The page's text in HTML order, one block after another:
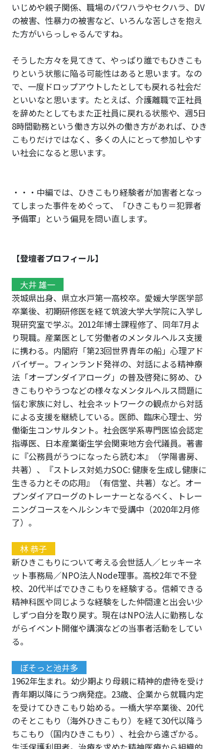
いじめや親子関係、職場のパワハラやセクハラ、DV
の被害、性暴力の被害など、いろんな苦しさを抱え
た方がいらっしゃるんですね。
そうした方々を見てきて、やっぱり誰でもひきこも
りという状態に陥る可能性はあると思います。なの
で、一度ドロップアウトしたとしても戻れる社会だ
といいなと思います。たとえば、介護離職で正社員
を辞めたとしてもまた正社員に戻れる状態や、週5日
8時間勤務という働き方以外の働き方があれば、ひき
こもりだけではなく、多くの人にとって参加しやす
い社会になると思います。
・・・中編では、ひきこもり経験者が加害者となっ
てしまった事件をめぐって、「ひきこもり＝犯罪者
予備軍」という偏見を問い直します。
【登壇者プロフィール】
大井 雄一
茨城県出身、県立水戸第一高校卒。愛媛大学医学部
卒業後、初期研修医を経て筑波大学大学院に入学し
現研究室で学ぶ。2012年博士課程修了、同年7月よ
り現職。産業医として労働者のメンタルヘルス支援
に携わる。内閣府「第23回世界青年の船」心理アド
バイザー。フィンランド発祥の、対話による精神療
法「オープンダイアローグ」の普及啓発に努め、ひ
きこもりやうつなどの様々なメンタルヘルス問題に
悩む家族に対し、社会ネットワークの観点から対話
による支援を継続している。医師、臨床心理士、労
働衛生コンサルタント。社会医学系専門医協会認定
指導医、日本産業衛生学会関東地方会代議員。著書
に『公務員がうつになったら読む本』（学陽書房、
共著）、『ストレス対処力SOC: 健康を生成し健康に
生きる力とその応用』（有信堂、共著）など。オー
プンダイアローグのトレーナーとなるべく、トレー
ニングコースをヘルシンキで受講中（2020年2月修
了）。
林 恭子
新ひきこもりについて考える会世話人／ヒッキーネ
ット事務局／NPO法人Node理事。高校2年で不登
校、20代半ばでひきこもりを経験する。信頼できる
精神科医や同じような経験をした仲間達と出会い少
しずつ自分を取り戻す。現在はNPO法人に勤務しな
がらイベント開催や講演などの当事者活動をしてい
る。
ぼそっと池井多
1962年生まれ。幼少期より母親に精神的虐待を受け
青年期以降にうつ病発症。23歳、企業から就職内定
を受けてひきこもり始める。一橋大学卒業後、20代
のそとこもり（海外ひきこもり）を経て30代以降う
ちこもり（国内ひきこもり）、社会から遠ざかる。